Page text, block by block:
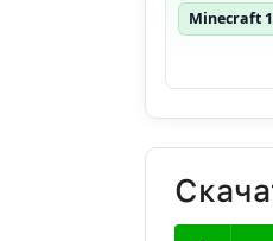
Minecraft